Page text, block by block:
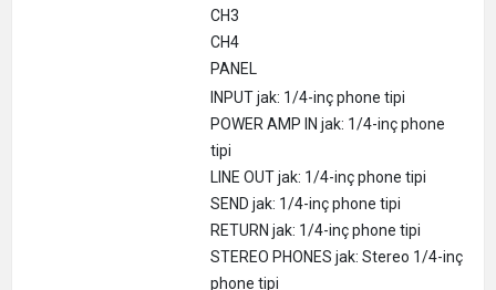
CH3
CH4
PANEL
INPUT jak: 1/4-inç phone tipi
POWER AMP IN jak: 1/4-inç phone
tipi
LINE OUT jak: 1/4-inç phone tipi
SEND jak: 1/4-inç phone tipi
RETURN jak: 1/4-inç phone tipi
STEREO PHONES jak: Stereo 1/4-inç
phone tipi